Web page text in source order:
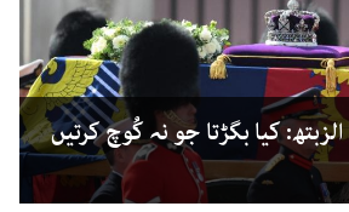
کیا بگڑتا جو نہ کُوچ کرتیں